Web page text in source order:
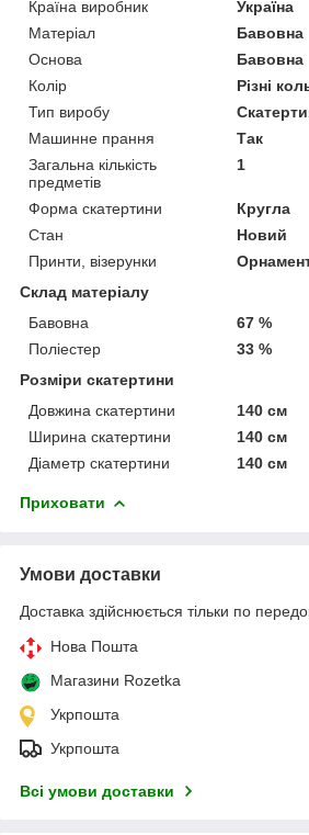
Країна виробник
Україна
Матеріал
Бавовна
Основа
Бавовна
Колір
Різні
Тип виробу
Машинне прання
Так
Загальна кількість
предметів
1
Форма скатертини
Кругла
Стан
Новий
Принти, візерунки
Склад матеріалу
Бавовна
67 %
Поліестер
33 %
Розміри скатертини
Довжина скатертини
140 см
Ширина скатертини
140 см
Діаметр скатертини
140 см
Приховати
Умови доставки
Доставка здійснюється тільки по
Нова Пошта
Магазини Rozetka
Укрпошта
Укрпошта
Всі умови доставки